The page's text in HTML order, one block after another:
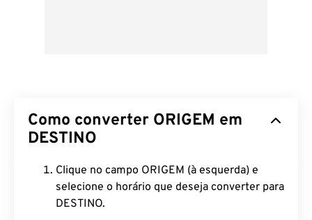
Como converter ORIGEM em
DESTINO
Clique no campo ORIGEM (à esquerda) e
selecione o horário que deseja converter para
DESTINO.